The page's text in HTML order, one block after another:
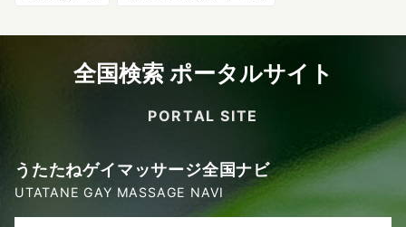
全国検索 ポータルサイト
PORTAL SITE
うたたねゲイマッサージ全国ナビ
UTATANE GAY MASSAGE NAVI